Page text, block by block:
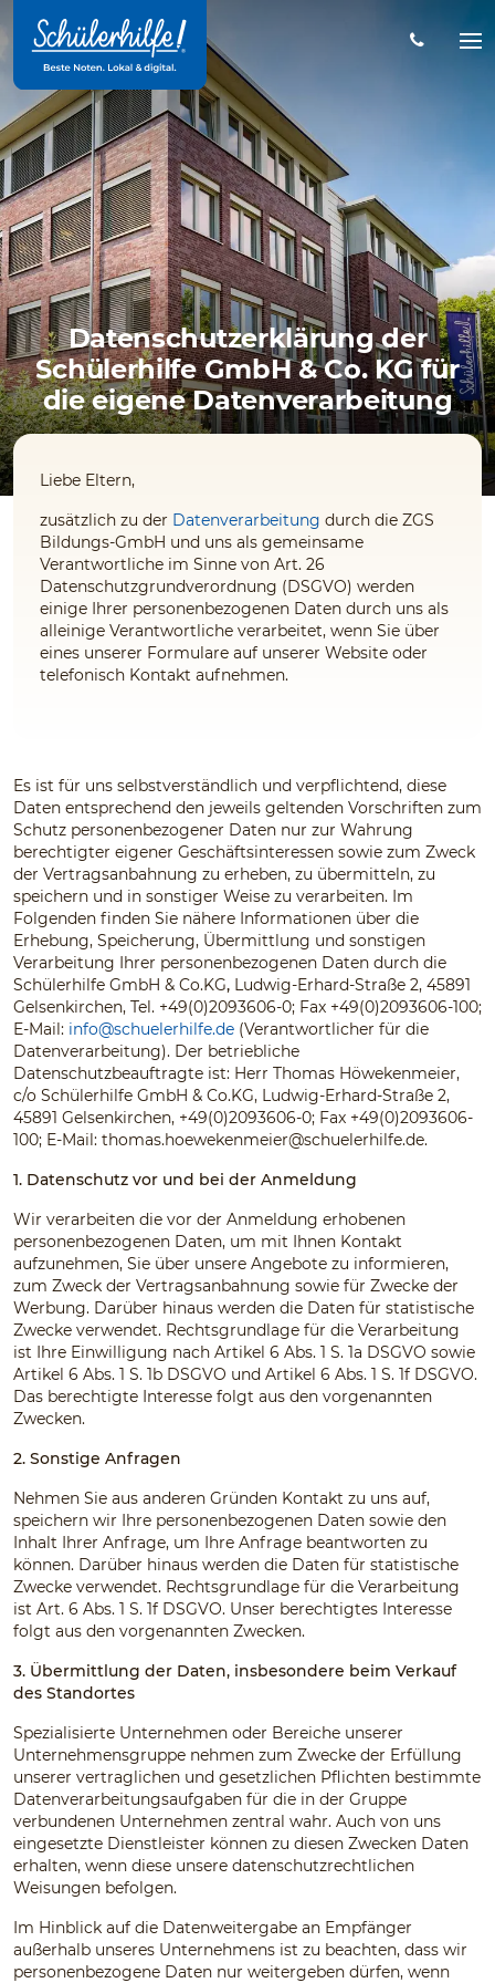
Hauptinhalt
Datenschutzerklärung der
Schülerhilfe GmbH & Co. KG für
die eigene Datenverarbeitung
Liebe Eltern,
zusätzlich zu der Datenverarbeitung durch die ZGS
Bildungs-GmbH und uns als gemeinsame
Verantwortliche im Sinne von Art. 26
Datenschutzgrundverordnung (DSGVO) werden
einige Ihrer personenbezogenen Daten durch uns als
alleinige Verantwortliche verarbeitet, wenn Sie über
eines unserer Formulare auf unserer Website oder
telefonisch Kontakt aufnehmen.
Es ist für uns selbstverständlich und verpflichtend, diese
Daten entsprechend den jeweils geltenden Vorschriften zum
Schutz personenbezogener Daten nur zur Wahrung
berechtigter eigener Geschäftsinteressen sowie zum Zweck
der Vertragsanbahnung zu erheben, zu übermitteln, zu
speichern und in sonstiger Weise zu verarbeiten. Im
Folgenden finden Sie nähere Informationen über die
Erhebung, Speicherung, Übermittlung und sonstigen
Verarbeitung Ihrer personenbezogenen Daten durch die
Schülerhilfe GmbH & Co.KG, Ludwig-Erhard-Straße 2, 45891
Gelsenkirchen, Tel. +49(0)2093606-0; Fax +49(0)2093606-100;
E-Mail: info@schuelerhilfe.de (Verantwortlicher für die
Datenverarbeitung). Der betriebliche
Datenschutzbeauftragte ist: Herr Thomas Höwekenmeier,
c/o Schülerhilfe GmbH & Co.KG, Ludwig-Erhard-Straße 2,
45891 Gelsenkirchen, +49(0)2093606-0; Fax +49(0)2093606-
100; E-Mail: thomas.hoewekenmeier@schuelerhilfe.de.
1. Datenschutz vor und bei der Anmeldung
Wir verarbeiten die vor der Anmeldung erhobenen
personenbezogenen Daten, um mit Ihnen Kontakt
aufzunehmen, Sie über unsere Angebote zu informieren,
zum Zweck der Vertragsanbahnung sowie für Zwecke der
Werbung. Darüber hinaus werden die Daten für statistische
Zwecke verwendet. Rechtsgrundlage für die Verarbeitung
ist Ihre Einwilligung nach Artikel 6 Abs. 1 S. 1a DSGVO sowie
Artikel 6 Abs. 1 S. 1b DSGVO und Artikel 6 Abs. 1 S. 1f DSGVO.
Das berechtigte Interesse folgt aus den vorgenannten
Zwecken.
2. Sonstige Anfragen
Nehmen Sie aus anderen Gründen Kontakt zu uns auf,
speichern wir Ihre personenbezogenen Daten sowie den
Inhalt Ihrer Anfrage, um Ihre Anfrage beantworten zu
können. Darüber hinaus werden die Daten für statistische
Zwecke verwendet. Rechtsgrundlage für die Verarbeitung
ist Art. 6 Abs. 1 S. 1f DSGVO. Unser berechtigtes Interesse
folgt aus den vorgenannten Zwecken.
3. Übermittlung der Daten, insbesondere beim Verkauf
des Standortes
Spezialisierte Unternehmen oder Bereiche unserer
Unternehmensgruppe nehmen zum Zwecke der Erfüllung
unserer vertraglichen und gesetzlichen Pflichten bestimmte
Datenverarbeitungsaufgaben für die in der Gruppe
verbundenen Unternehmen zentral wahr. Auch von uns
eingesetzte Dienstleister können zu diesen Zwecken Daten
erhalten, wenn diese unsere datenschutzrechtlichen
Weisungen befolgen.
Im Hinblick auf die Datenweitergabe an Empfänger
außerhalb unseres Unternehmens ist zu beachten, dass wir
personenbezogene Daten nur weitergeben dürfen, wenn